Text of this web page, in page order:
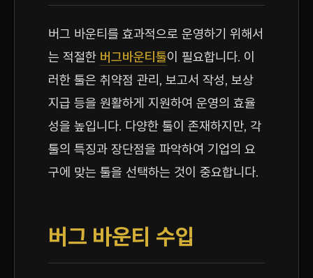
버그 바운티를 효과적으로 운영하기 위해서
는 적절한 버그바운티툴이 필요합니다. 이
러한 툴은 취약점 관리, 보고서 작성, 보상
지급 등을 원활하게 지원하여 운영의 효율
성을 높입니다. 다양한 툴이 존재하지만, 각
툴의 특징과 장단점을 파악하여 기업의 요
구에 맞는 툴을 선택하는 것이 중요합니다.
버그 바운티 수입